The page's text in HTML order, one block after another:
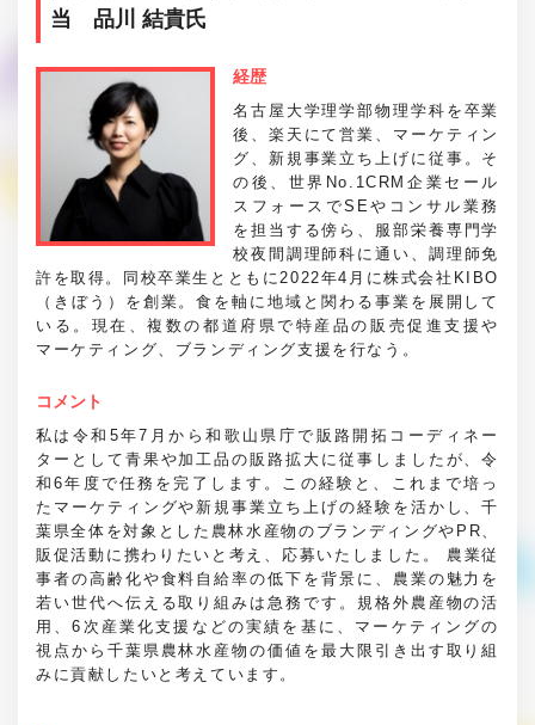
当 品川 結貴氏
経歴
名古屋大学理学部物理学科を卒業
後、楽天にて営業、マーケティン
グ、新規事業立ち上げに従事。そ
の後、世界No.1CRM企業セール
スフォースでSEやコンサル業務
を担当する傍ら、服部栄養専門学
校夜間調理師科に通い、調理師免
許を取得。同校卒業生とともに2022年4月に株式会社KIBO
（きぼう）を創業。食を軸に地域と関わる事業を展開して
いる。現在、複数の都道府県で特産品の販売促進支援や
マーケティング、ブランディング支援を行なう。
コメント
私は令和5年7月から和歌山県庁で販路開拓コーディネー
ターとして青果や加工品の販路拡大に従事しましたが、令
和6年度で任務を完了します。この経験と、これまで培っ
たマーケティングや新規事業立ち上げの経験を活かし、千
葉県全体を対象とした農林水産物のブランディングやPR、
販促活動に携わりたいと考え、応募いたしました。 農業従
事者の高齢化や食料自給率の低下を背景に、農業の魅力を
若い世代へ伝える取り組みは急務です。規格外農産物の活
用、6次産業化支援などの実績を基に、マーケティングの
視点から千葉県農林水産物の価値を最大限引き出す取り組
みに貢献したいと考えています。